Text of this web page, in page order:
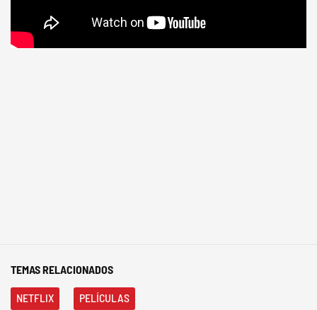
TEMAS RELACIONADOS
NETFLIX PELÍCULAS